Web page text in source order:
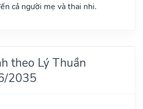
cả người mẹ và thai nhi.
theo Lý Thuần
2035